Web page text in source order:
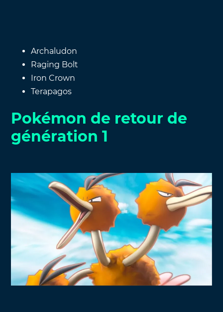
Archaludon
Raging Bolt
Iron Crown
Terapagos
Pokémon de retour de
génération 1